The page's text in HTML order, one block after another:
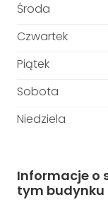
Środa
Czwartek
Piątek
Sobota
Niedziela
Informacje o
tym budynku